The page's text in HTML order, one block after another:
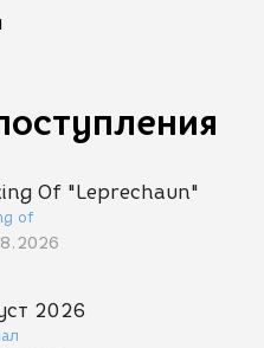
Of "Leprechaun"
of
2026